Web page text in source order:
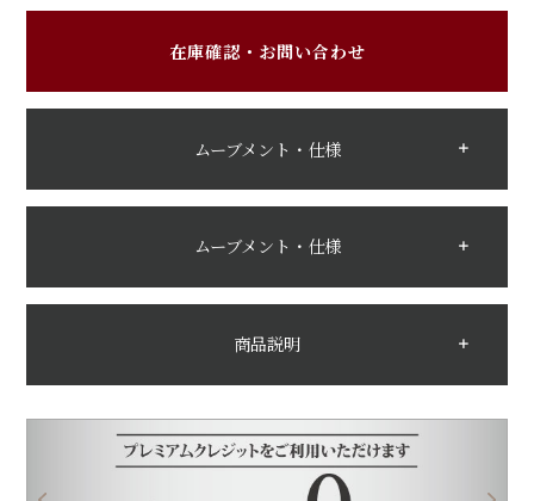
在庫確認・お問い合わせ
ムーブメント・仕様
ムーブメント・仕様
商品説明